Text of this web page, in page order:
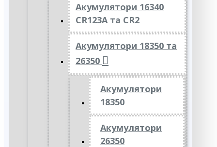
Акумулятори 16340
CR123A та CR2
Акумулятори 18350 та
26350
Акумулятори
18350
Акумулятори
26350